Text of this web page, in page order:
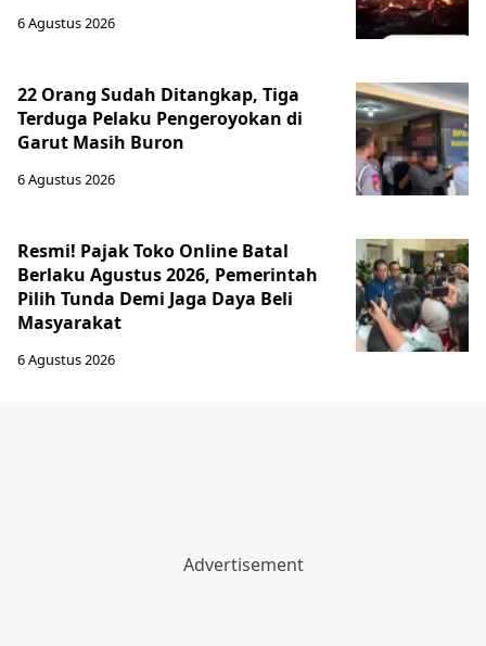
6 Agustus 2026
22 Orang Sudah Ditangkap, Tiga
Terduga Pelaku Pengeroyokan di
Garut Masih Buron
6 Agustus 2026
Resmi! Pajak Toko Online Batal
Berlaku Agustus 2026, Pemerintah
Pilih Tunda Demi Jaga Daya Beli
Masyarakat
6 Agustus 2026